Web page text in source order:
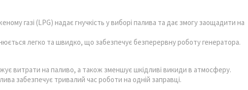
газі (LPG) надає гнучкість у виборі палива та дає змогу заощадити на
легко та швидко, що забезпечує безперервну роботу генератора.
витрати на паливо, а також зменшує шкідливі викиди в атмосферу.
забезпечує тривалий час роботи на одній заправці.